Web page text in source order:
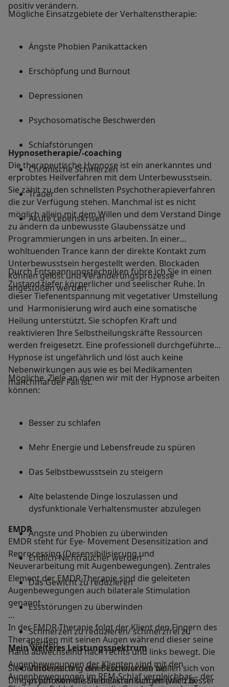
positiv verändern.
Mögliche Einsatzgebiete der Verhaltenstherapie:
Ängste Phobien Panikattacken
Erschöpfung und Burnout
Depressionen
Psychosomatische Beschwerden
Schlafstörungen
Chronische Schmerzen
Trauer
Akute Lebenskrisen
Hypnosetherapie/-coaching
Die therapeutische Hypnose ist ein anerkanntes und
erprobtes Heilverfahren mit dem Unterbewusstsein.
Sie zählt zu den schnellsten Psychotherapieverfahren
die zur Verfügung stehen. Manchmal ist es nicht
möglich allein mit dem Willen und dem Verstand Dinge
zu ändern da unbewusste Glaubenssätze und
Programmierungen in uns arbeiten. In einer
wohltuenden Trance kann der direkte Kontakt zum
Unterbewusstsein hergestellt werden. Blockaden
können gelöst und Veränderungsprozesse
angestoßen werden.
Durch Entspannungstechniken führe ich Sie in einen
Zustand tiefer körperlicher und seelischer Ruhe. In
dieser Tiefenentspannung mit vegetativer Umstellung
und Harmonisierung wird auch eine somatische
Heilung unterstützt. Sie schöpfen Kraft und
reaktivieren Ihre Selbstheilungskräfte Ressourcen
werden freigesetzt. Eine professionell durchgeführte
Hypnose ist ungefährlich und löst auch keine
Nebenwirkungen aus wie es bei Medikamenten
manchmal der Fall ist.
Mögliche Ziele an denen wir mit der Hypnose arbeiten
können:
Besser zu schlafen
Mehr Energie und Lebensfreude zu spüren
Das Selbstbewusstsein zu steigern
Alte belastende Dinge loszulassen und
dysfunktionale Verhaltensmuster abzulegen
Ängste und Phobien zu überwinden
Endlich Nichtraucher werden
Das Gewicht zu reduzieren
Essstörungen zu überwinden
Schmerzen zu reduzieren/ schmerzfrei zu
werden
Verbesserung der Beschwerden bei
psychosomatischen Erkrankungen (wie z.B.
EMDR
EMDR steht für Eye- Movement Desensitization and
Reprocessing (Desensibilisierung und
Neuverarbeitung mit Augenbewegungen). Zentrales
Element der EMDR-Therapie sind die geleiteten
Augenbewegungen auch bilaterale Stimulation
genannt.
In der EMDR-Therapie folgt der Klient den Fingern des
Therapeuten mit seinen Augen während dieser seine
Hand abwechselnd nach rechts und links bewegt. Die
Augenbewegungen der Klienten sind mit den
Augenbewegungen im REM-Schlaf vergleichbar – der
Mein weiteres Leistungs­spektrum
Sie befinden sich in einer Lebenskrise wollen sich von
Dingen befreien die Sie belasten sich innerlich besser